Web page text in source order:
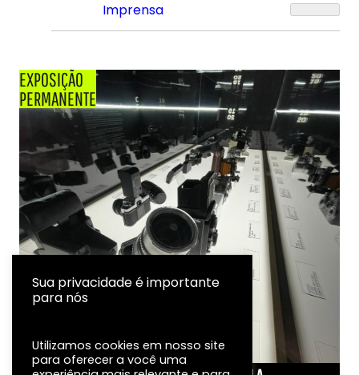
Imprensa
EXPOSIÇÃO
PERMANENTE
Sua privacidade é importante
para nós
Utilizamos cookies em nosso site
para oferecer a você uma